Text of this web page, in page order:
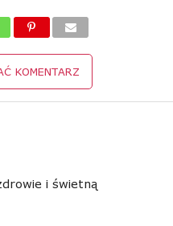
KOMENTARZ
i świetną